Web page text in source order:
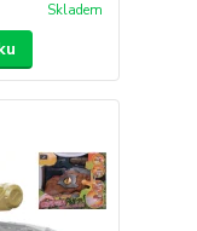
Skladem